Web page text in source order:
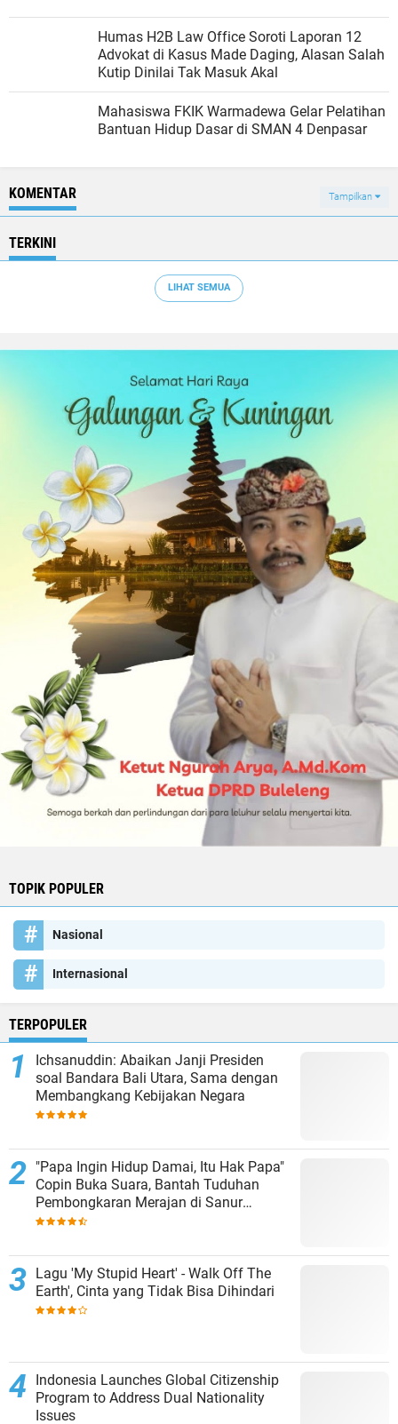
Humas H2B Law Office Soroti Laporan 12
Advokat di Kasus Made Daging, Alasan Salah
Kutip Dinilai Tak Masuk Akal
Mahasiswa FKIK Warmadewa Gelar Pelatihan
Bantuan Hidup Dasar di SMAN 4 Denpasar
KOMENTAR Tampilkan
TERKINI
LIHAT SEMUA
TOPIK POPULER
Nasional
Internasional
TERPOPULER
Ichsanuddin: Abaikan Janji Presiden
soal Bandara Bali Utara, Sama dengan
Membangkang Kebijakan Negara
"Papa Ingin Hidup Damai, Itu Hak Papa"
Copin Buka Suara, Bantah Tuduhan
Pembongkaran Merajan di Sanur
Sepihak
Lagu 'My Stupid Heart' - Walk Off The
Earth', Cinta yang Tidak Bisa Dihindari
Indonesia Launches Global Citizenship
Program to Address Dual Nationality
Issues